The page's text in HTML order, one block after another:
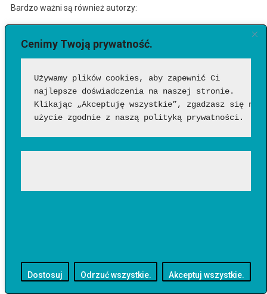
Cenimy Twoją prywatność.
Używamy plików cookies, aby zapewnić Ci
najlepsze doświadczenia na naszej stronie.
Klikając „Akceptuję wszystkie”, zgadzasz się
użycie zgodnie z naszą polityką prywatności.
Dostosuj Odrzuć wszystkie. Akceptuj wszystkie.
Bardzo ważni są również autorzy:
bio,
publikacje eksperckie,
aktywność w branży.
Nie można zapominać także o technicznym SEO i UX:
wersji mobilnej.
cytowane,